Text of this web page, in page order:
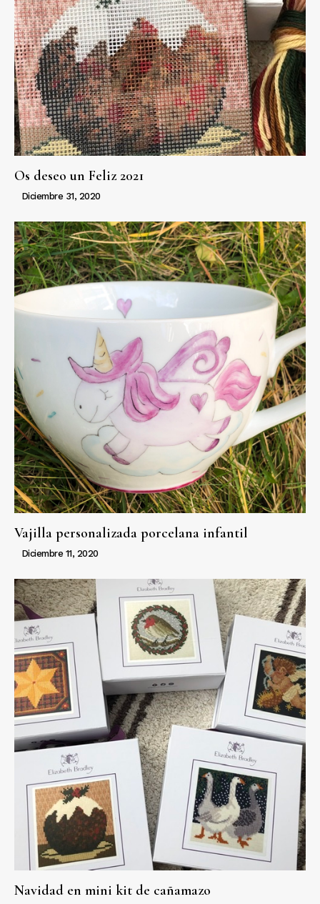
Os deseo un Feliz 2021
Diciembre 31, 2020
Vajilla personalizada porcelana infantil
Diciembre 11, 2020
Navidad en mini kit de cañamazo